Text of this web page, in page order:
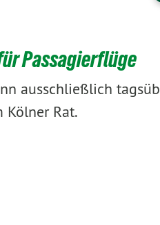
Passagierflüge
ausschließlich
Kölner Rat.